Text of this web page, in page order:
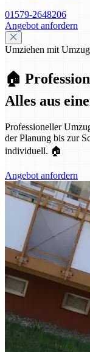
01579-2648206
Angebot anfordern
Umziehen mit
🏠
Alles aus
Professioneller
der Planung bis zur
individuell. 🏠
Angebot anfordern